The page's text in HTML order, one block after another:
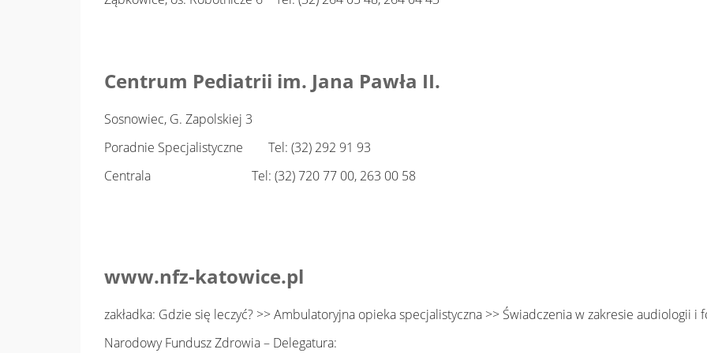
Centrum Pediatrii im. Jana Pawła II.
Sosnowiec, G. Zapolskiej 3
Poradnie Specjalistyczne Tel: (32) 292 91 93
Centrala Tel: (32) 720 77 00, 263 00 58
www.nfz-katowice.pl
zakładka: Gdzie się leczyć? >> Ambulatoryjna opieka specjalistyczna >> Świadczenia w zakresie audiologii i
Narodowy Fundusz Zdrowia – Delegatura: